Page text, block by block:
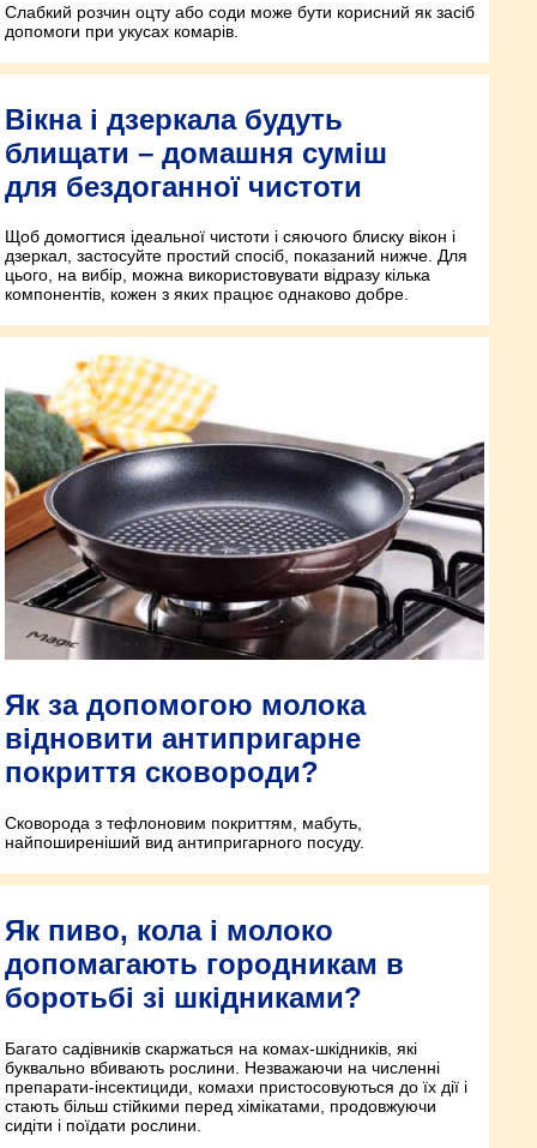
Слабкий розчин оцту або соди може бути корисний як засіб
допомоги при укусах комарів.
Вікна і дзеркала будуть
блищати – домашня суміш
для бездоганної чистоти
Щоб домогтися ідеальної чистоти і сяючого блиску вікон і
дзеркал, застосуйте простий спосіб, показаний нижче. Для
цього, на вибір, можна використовувати відразу кілька
компонентів, кожен з яких працює однаково добре.
Як за допомогою молока
відновити антипригарне
покриття сковороди?
Сковорода з тефлоновим покриттям, мабуть,
найпоширеніший вид антипригарного посуду.
Як пиво, кола і молоко
допомагають городникам в
боротьбі зі шкідниками?
Багато садівників скаржаться на комах-шкідників, які
буквально вбивають рослини. Незважаючи на численні
препарати-інсектициди, комахи пристосовуються до їх дії і
стають більш стійкими перед хімікатами, продовжуючи
сидіти і поїдати рослини.